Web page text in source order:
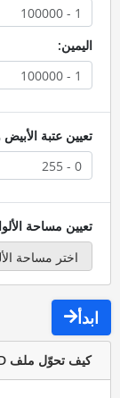
اليمين:
تعيين عتبة
تعيين مساحة
ابدأ
كيف تحوّل ملف PSD إلى ملف PNG؟